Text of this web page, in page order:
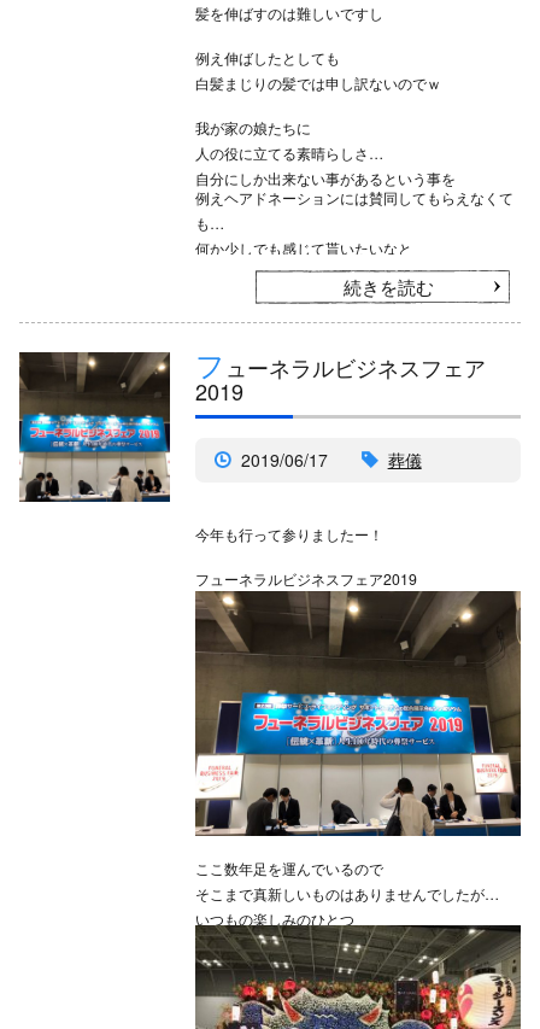
髪を伸ばすのは難しいですし
例え伸ばしたとしても
白髪まじりの髪では申し訳ないのでｗ
我が家の娘たちに
人の役に立てる素晴らしさ
自分にしか出来ない事があるという事を
例えヘアドネーションには賛同してもらえなくて
も
何か少しでも感じて貰いたいなと
親心が芽生えたニュースでした^^
続きを読む
フ ューネラルビジネスフェア
2019
2019/06/17 葬儀
今年も行って参りましたー！
フューネラルビジネスフェア2019
ここ数年足を運んでいるので
そこまで真新しいものはありませんでしたが
いつもの楽しみのひとつ